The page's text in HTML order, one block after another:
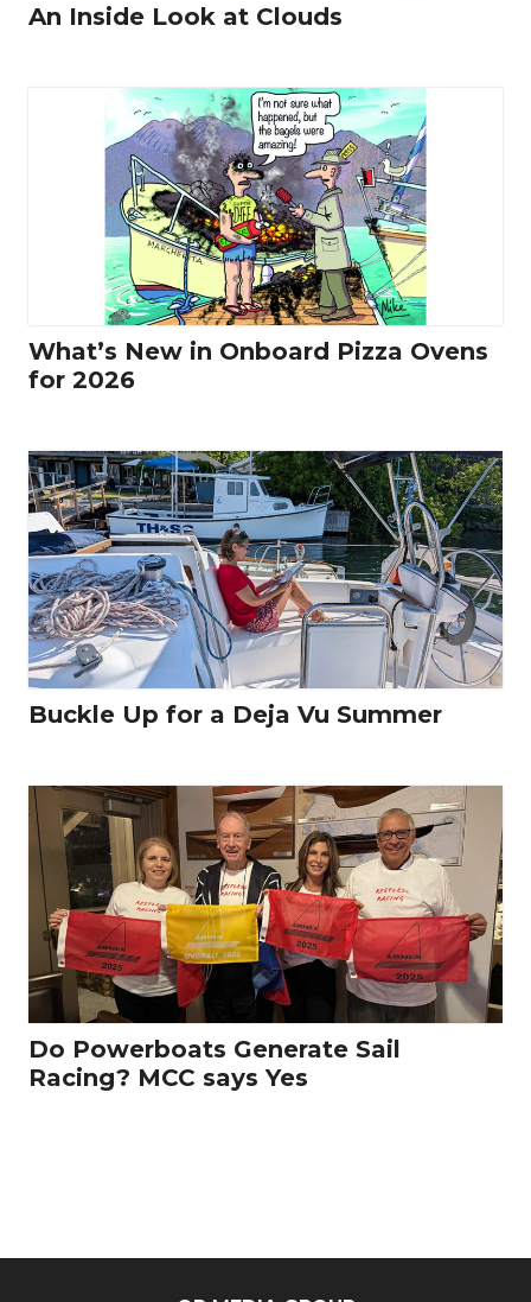
An Inside Look at Clouds
What’s New in Onboard Pizza Ovens
for 2026
Buckle Up for a Deja Vu Summer
Do Powerboats Generate Sail
Racing? MCC says Yes